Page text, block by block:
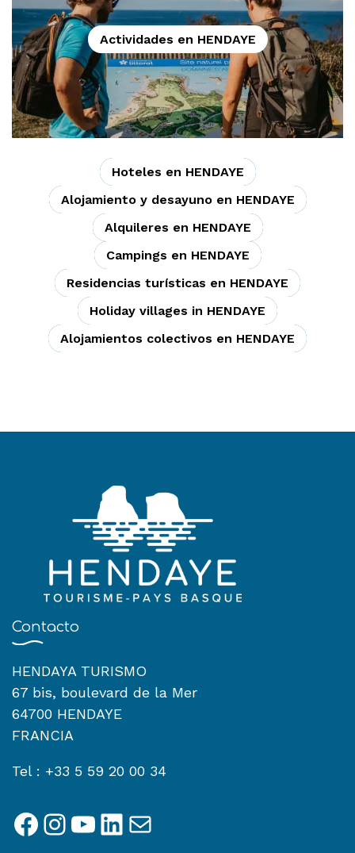
Actividades en HENDAYE
Hoteles en HENDAYE
Alojamiento y desayuno en HENDAYE
Alquileres en HENDAYE
Campings en HENDAYE
Residencias turísticas en HENDAYE
Holiday villages in HENDAYE
Alojamientos colectivos en HENDAYE
Contacto
HENDAYA TURISMO
67 bis, boulevard de la Mer
64700 HENDAYE
FRANCIA
Tel : +33 5 59 20 00 34
Facebook
Instagram
YouTube
LinkedIn
Correo electrónico